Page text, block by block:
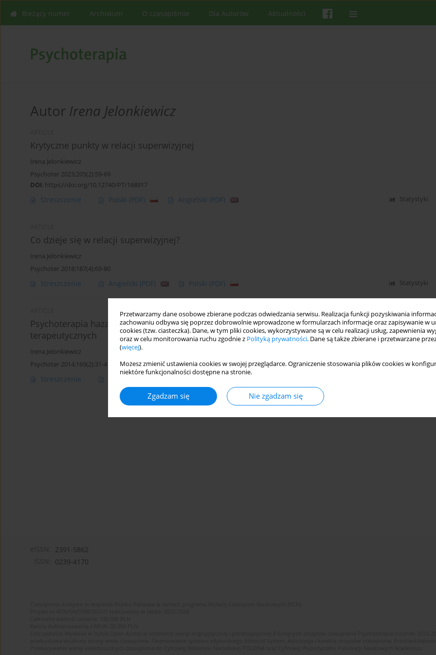
Przetwarzamy dane osobowe zbierane podczas odwiedzania serwisu. Realizacja funkcji pozyskiwania
zachowaniu odbywa się poprzez dobrowolnie wprowadzone w formularzach informacje oraz zapisywanie w
cookies (tzw. ciasteczka). Dane, w tym pliki cookies, wykorzystywane są w celu realizacji usług, zapewnienia
oraz w celu monitorowania ruchu zgodnie z Polityką prywatności. Dane są także zbierane i przetwarzane
(więcej).
Możesz zmienić ustawienia cookies w swojej przeglądarce. Ograniczenie stosowania plików cookies w
niektóre funkcjonalności dostępne na stronie.
Zgadzam się Nie zgadzam się
Bieżący numer Archiwum O czasopiśmie Dla Autorów Aktualności
Autor Irena Jelonkiewicz
Krytyczne punkty w relacji superwizyjnej
Irena Jelonkiewicz
Psychoter 2023;205(2):59-69
DOI: https://doi.org/10.12740/PT/168917
Streszczenie Polski (PDF) Angielski (PDF) Statystyki
Co dzieje się w relacji superwizyjnej?
Irena Jelonkiewicz
Psychoter 2018;187(4):69-80
Streszczenie Angielski (PDF) Polski (PDF) Statystyki
Psychoterapia hazardu — jak skutecznie leczyć hazardzistów? Efektywność stosowanych metod
terapeutycznych
Irena Jelonkiewicz
Psychoter 2014;169(2):31-41
Streszczenie
2391-5862
0239-4170